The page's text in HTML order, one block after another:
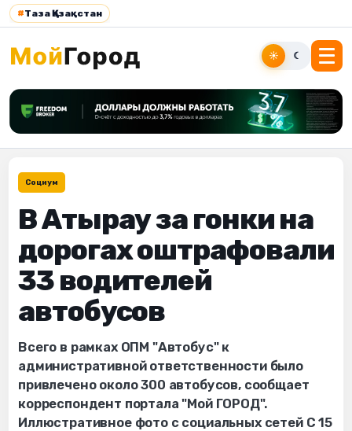
#Таза Қазақстан
☀ ☾
Социум
В Атырау за гонки на
дорогах оштрафовали
33 водителей
автобусов
Всего в рамках ОПМ "Автобус" к
административной ответственности было
привлечено около 300 автобусов, сообщает
корреспондент портала "Мой ГОРОД".
Иллюстративное фото с социальных сетей С 15